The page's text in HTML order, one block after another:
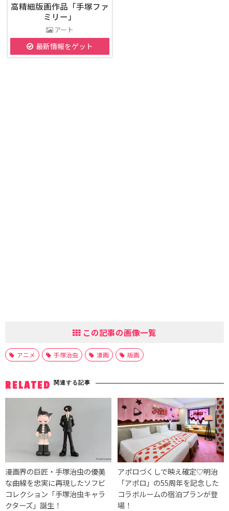
高精細版画作品「手塚ファ
ミリー」
アート
最新情報をゲット
この記事の画像一覧
アニメ 手塚治虫 漫画 版画
RELATED 関連する記事
漫画界の巨匠・手塚治虫の優美
な曲線を忠実に再現したソフビ
コレクション「手塚治虫キャラ
クターズ」誕生！
アポロづくしで映え確定♡明治
「アポロ」の55周年を記念した
コラボルームの宿泊プランが登
場！